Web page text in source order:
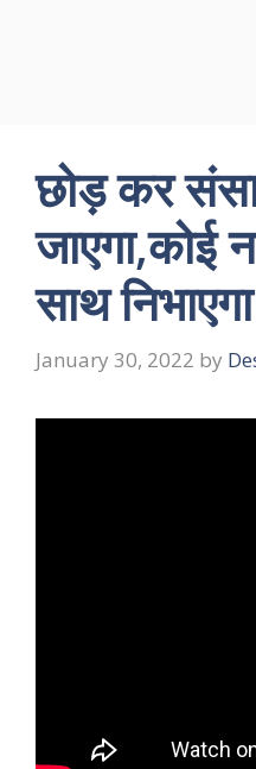
छोड़ कर
जाएगा,कोई
साथ निभाएगा
January 30, 2022 by